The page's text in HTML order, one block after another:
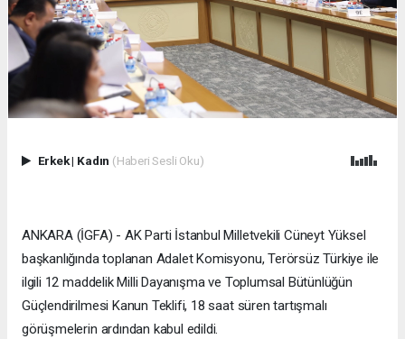
Erkek| Kadın (Haberi Sesli Oku)
ANKARA (İGFA) - AK Parti İstanbul Milletvekili Cüneyt Yüksel
başkanlığında toplanan Adalet Komisyonu, Terörsüz Türkiye ile
ilgili 12 maddelik Milli Dayanışma ve Toplumsal Bütünlüğün
Güçlendirilmesi Kanun Teklifi, 18 saat süren tartışmalı
görüşmelerin ardından kabul edildi.